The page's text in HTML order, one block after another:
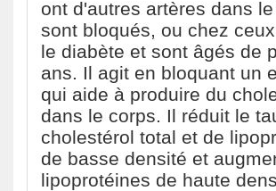
ont d'autres artères dans
sont bloqués, ou chez
le diabète et sont âgés de
ans. Il agit en bloquant un
qui aide à produire du
dans le corps. Il réduit le
cholestérol total et de
de basse densité et
lipoprotéines de haute